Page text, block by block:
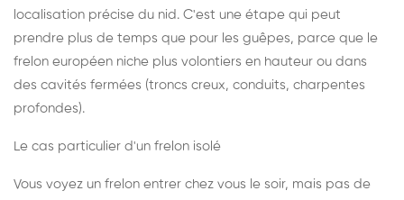
localisation précise du nid. C'est une étape qui peut
prendre plus de temps que pour les guêpes, parce que le
frelon européen niche plus volontiers en hauteur ou dans
des cavités fermées (troncs creux, conduits, charpentes
profondes).
Le cas particulier d'un frelon isolé
Vous voyez un frelon entrer chez vous le soir, mais pas de